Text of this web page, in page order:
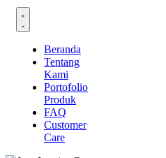
Beranda
Tentang
Kami
Portofolio
Produk
FAQ
Customer
Care